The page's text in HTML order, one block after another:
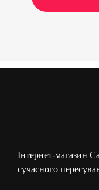
Інтернет-магазин
сучасного